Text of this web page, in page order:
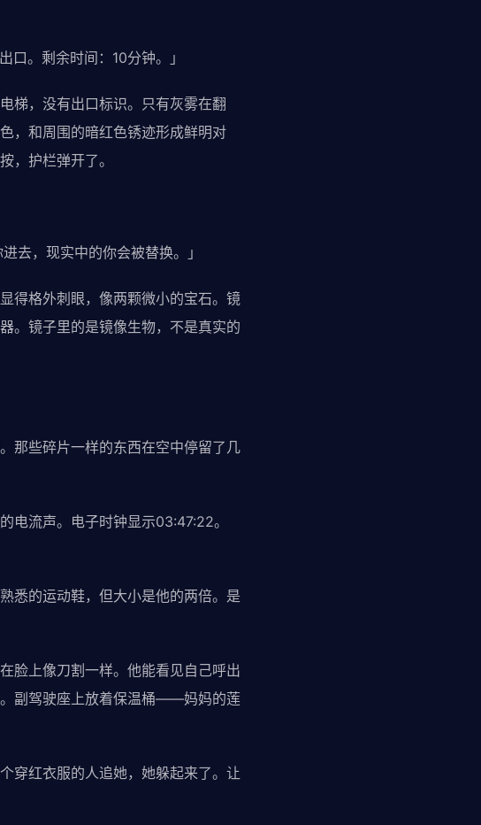
。剩余时间：10分钟。」
，没有出口标识。只有灰雾在翻
，和周围的暗红色锈迹形成鲜明对
，护栏弹开了。
，现实中的你会被替换。」
格外刺眼，像两颗微小的宝石。镜
。镜子里的是镜像生物，不是真实的
些碎片一样的东西在空中停留了几
流声。电子时钟显示03:47:22。
的运动鞋，但大小是他的两倍。是
上像刀割一样。他能看见自己呼出
副驾驶座上放着保温桶——妈妈的莲
红衣服的人追她，她躲起来了。让